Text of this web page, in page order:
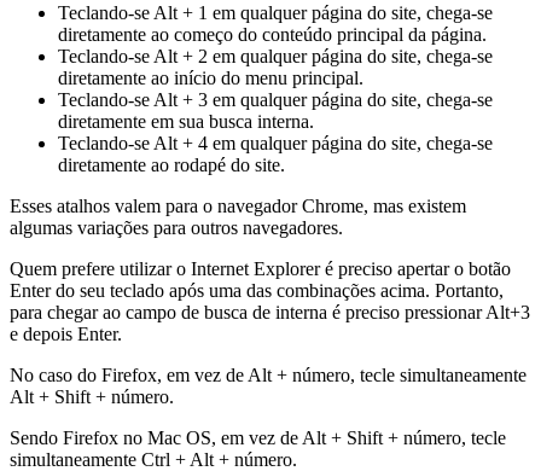
Teclando-se Alt + 1 em qualquer página do site, chega-se
diretamente ao começo do conteúdo principal da página.
Teclando-se Alt + 2 em qualquer página do site, chega-se
diretamente ao início do menu principal.
Teclando-se Alt + 3 em qualquer página do site, chega-se
diretamente em sua busca interna.
Teclando-se Alt + 4 em qualquer página do site, chega-se
diretamente ao rodapé do site.
Esses atalhos valem para o navegador Chrome, mas existem
algumas variações para outros navegadores.
Quem prefere utilizar o Internet Explorer é preciso apertar o botão
Enter do seu teclado após uma das combinações acima. Portanto,
para chegar ao campo de busca de interna é preciso pressionar Alt+3
e depois Enter.
No caso do Firefox, em vez de Alt + número, tecle simultaneamente
Alt + Shift + número.
Sendo Firefox no Mac OS, em vez de Alt + Shift + número, tecle
simultaneamente Ctrl + Alt + número.